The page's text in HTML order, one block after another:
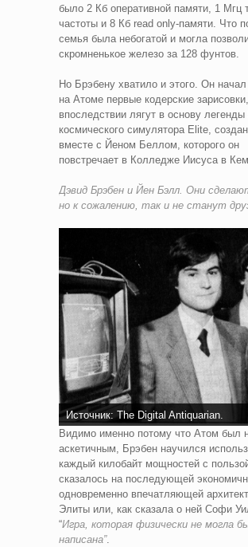
было 2 Кб оперативной памяти, 1 Мгц
частоты и 8 Кб read only-памяти. Что
семья была небогатой и могла
скромненькое железо за 128 фунтов.
Но Брэбену хватило и этого. Он
на Атоме первые кодерские
впоследствии лягут в основу
космического симулятора Elite,
вместе с Йеном Беллом, которого он
повстречает в Колледже Иисуса в
Дэвид Брэбен и Йен Бэлл. Они
но к сожалению, так и не станут
Источник: The Digital Antiquarian.
Видимо именно потому что Атом был
аскетичным, Брэбен научился
каждый килобайт мощностей с
сказалось на последующей
одновременно впечатляющей
Элиты или, как сказала о ней Софи
“Игра, которая физически не могла
написана”.